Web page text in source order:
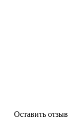
Оставить отзыв